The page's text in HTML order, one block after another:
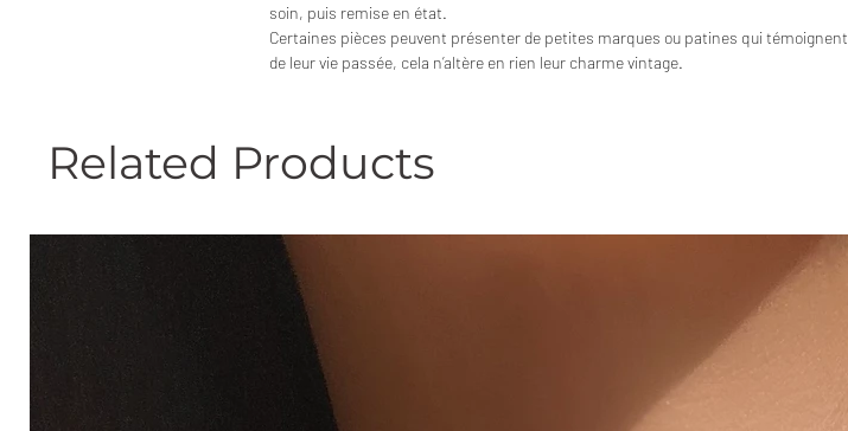
soin, puis remise en état.
Certaines pièces peuvent présenter de petites marques ou patines qui témoignent
de leur vie passée, cela n’altère en rien leur charme vintage.
Related Products